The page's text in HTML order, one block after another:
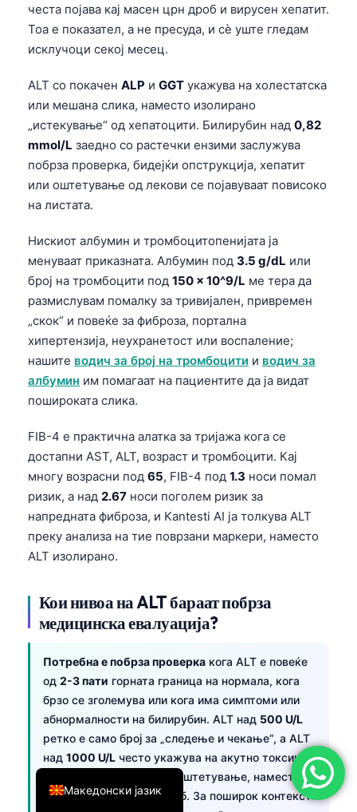
честа појава кај масен црн дроб и вирусен хепатит.
Тоа е показател, а не пресуда, и сè уште гледам
исклучоци секој месец.
ALT со покачен ALP и GGT укажува на холестатска
или мешана слика, наместо изолирано
„истекување“ од хепатоцити. Билирубин над 0,82
mmol/L заедно со растечки ензими заслужува
побрза проверка, бидејќи опструкција, хепатит
или оштетување од лекови се појавуваат повисоко
на листата.
Нискиот албумин и тромбоцитопенијата ја
менуваат приказната. Албумин под 3.5 g/dL или
број на тромбоцити под 150 × 10^9/L ме тера да
размислувам помалку за тривијален, привремен
„скок“ и повеќе за фиброза, портална
хипертензија, неухранетост или воспаление;
нашите водич за број на тромбоцити и водич за
албумин им помагаат на пациентите да ја видат
пошироката слика.
FIB-4 е практична алатка за тријажа кога се
достапни AST, ALT, возраст и тромбоцити. Кај
многу возрасни под 65, FIB-4 под 1.3 носи помал
ризик, а над 2.67 носи поголем ризик за
напредната фиброза, и Kantesti AI ја толкува ALT
преку анализа на тие поврзани маркери, наместо
ALT изолирано.
Кои нивоа на ALT бараат побрза
медицинска евалуација?
Потребна е побрза проверка кога ALT е повеќе
од 2-3 пати горната граница на нормала, кога
брзо се зголемува или кога има симптоми или
абнормалности на билирубин. ALT над 500 U/L
ретко е само број за „следење и чекање“, а ALT
над 1000 U/L често укажува на акутно токсично,
вирусно или исхемично оштетување, наместо на
рутински масен црн дроб. За поширок контекст
Македонски јазик
English
Deutsch
Français
עִבְרִית
Italiano
Español
Ελληνικά
Türkçe
Română
简体中文
فارسی
Dansk
Nederlands
हिन्दी
Bahasa Indonesia
Հայերեն
Íslenska
Српски језик
Svenska
Bosanski
Azərbaycan dili
Eesti
日本語
ქართული
Русский